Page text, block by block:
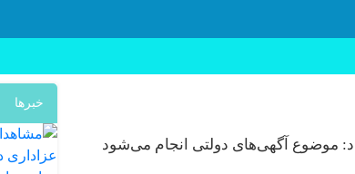
موضوع آگهی‌های دولتی انجام می‌شود
خبرها